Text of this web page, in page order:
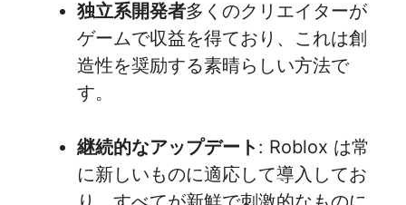
独立系開発者多くのクリエイターが
ゲームで収益を得ており、これは創
造性を奨励する素晴らしい方法で
す。
継続的なアップデート : Roblox は常
に新しいものに適応して導入してお